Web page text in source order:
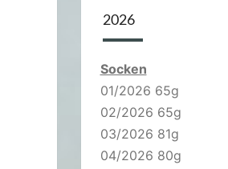
2026
Socken
01/2026 65g
02/2026 65g
03/2026 81g
04/2026 80g